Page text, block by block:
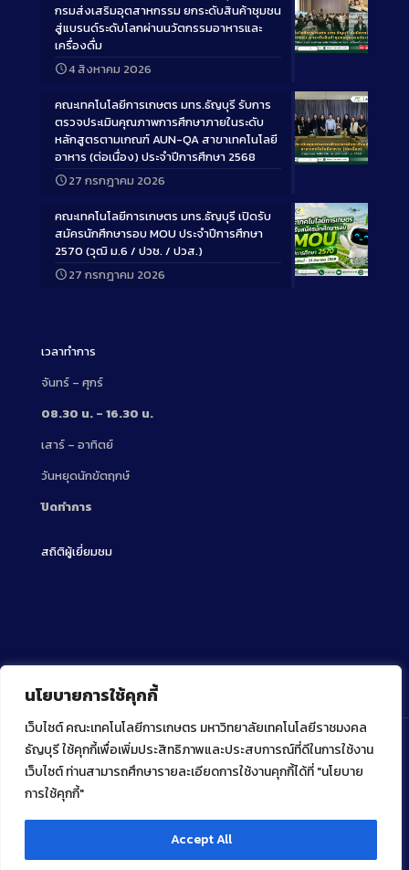
นโยบายการใช้คุกกี้
เว็บไซต์ คณะเทคโนโลยีการเกษตร มหาวิทยาลัยเทคโนโลยีราชมงคล
ธัญบุรี ใช้คุกกี้เพื่อเพิ่มประสิทธิภาพและประสบการณ์ที่ดีในการใช้งาน
เว็บไซต์ ท่านสามารถศึกษารายละเอียดการใช้งานคุกกี้ได้ที่ "นโยบาย
การใช้คุกกี้"
Accept All
Long
กรมส่งเสริมอุตสาหกรรม ยกระดับสินค้าชุมชน
สู่แบรนด์ระดับโลกผ่านนวัตกรรมอาหารและ
เครื่องดื่ม
4 สิงหาคม 2026
Long
คณะเทคโนโลยีการเกษตร มทร.ธัญบุรี รับการ
ตรวจประเมินคุณภาพการศึกษาภายในระดับ
หลักสูตรตามเกณฑ์ AUN-QA สาขาเทคโนโลยี
อาหาร (ต่อเนื่อง) ประจำปีการศึกษา 2568
27 กรกฎาคม 2026
Long
คณะเทคโนโลยีการเกษตร มทร.ธัญบุรี เปิดรับ
สมัครนักศึกษารอบ MOU ประจำปีการศึกษา
2570 (วุฒิ ม.6 / ปวช. / ปวส.)
27 กรกฎาคม 2026
เวลาทำการ
จันทร์ – ศุกร์
08.30 น. – 16.30 น.
เสาร์ – อาทิตย์
วันหยุดนักขัตฤกษ์
ปิดทำการ
สถิติผู้เยี่ยมชม
Copyright ⓒ 2022 คณะเทคโนโลยีการเกษตร มหาวิทยาลัย